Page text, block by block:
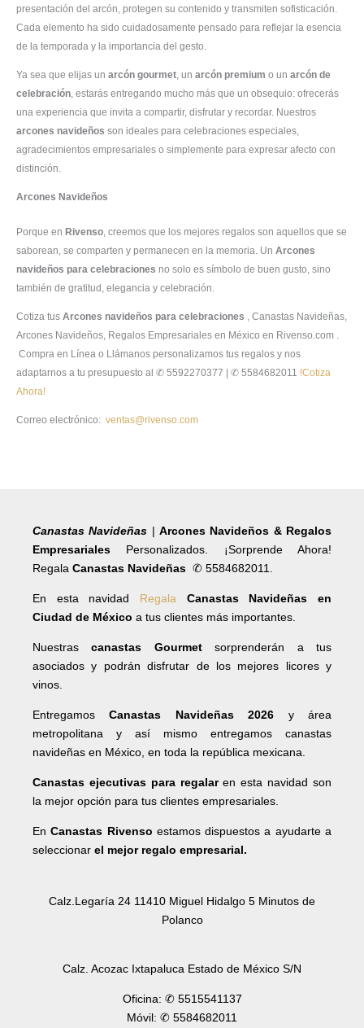
presentación del arcón, protegen su contenido y transmiten sofisticación.
Cada elemento ha sido cuidadosamente pensado para reflejar la esencia
de la temporada y la importancia del gesto.
Ya sea que elijas un arcón gourmet, un arcón premium o un arcón de
celebración, estarás entregando mucho más que un obsequio: ofrecerás
una experiencia que invita a compartir, disfrutar y recordar. Nuestros
arcones navideños son ideales para celebraciones especiales,
agradecimientos empresariales o simplemente para expresar afecto con
distinción.
Arcones Navideños
Porque en Rivenso, creemos que los mejores regalos son aquellos que se
saborean, se comparten y permanecen en la memoria. Un Arcones
navideños para celebraciones no solo es símbolo de buen gusto, sino
también de gratitud, elegancia y celebración.
Cotiza tus Arcones navideños para celebraciones , Canastas Navideñas,
Arcones Navideños, Regalos Empresariales en México en Rivenso.com .
Compra en Línea o Llámanos personalizamos tus regalos y nos
adaptarnos a tu presupuesto al ✆ 5592270377 | ✆ 5584682011 !Cotiza
Ahora!
Correo electrónico: ventas@rivenso.com
Canastas Navideñas |Arcones Navideños & Regalos
Empresariales Personalizados. ¡Sorprende Ahora!
Regala Canastas Navideñas ✆ 5584682011.
En esta navidad Regala Canastas Navideñas en
Ciudad de México a tus clientes más importantes.
Nuestrascanastas Gourmetsorprenderán a tus
asociados y podrán disfrutar de los mejores licores y
vinos.
EntregamosCanastas Navideñas 2026 y área
metropolitana y así mismo entregamos canastas
navideñas en México, en toda la república mexicana.
Canastas ejecutivas para regalaren esta navidad son
la mejor opción para tus clientes empresariales.
EnCanastas Rivenso estamos dispuestos a ayudarte a
seleccionar el mejor regalo empresarial.
Calz.Legaría 24 11410 Miguel Hidalgo 5 Minutos de
Polanco
Calz. Acozac Ixtapaluca Estado de México S/N
Oficina: ✆ 5515541137
Móvil: ✆ 5584682011